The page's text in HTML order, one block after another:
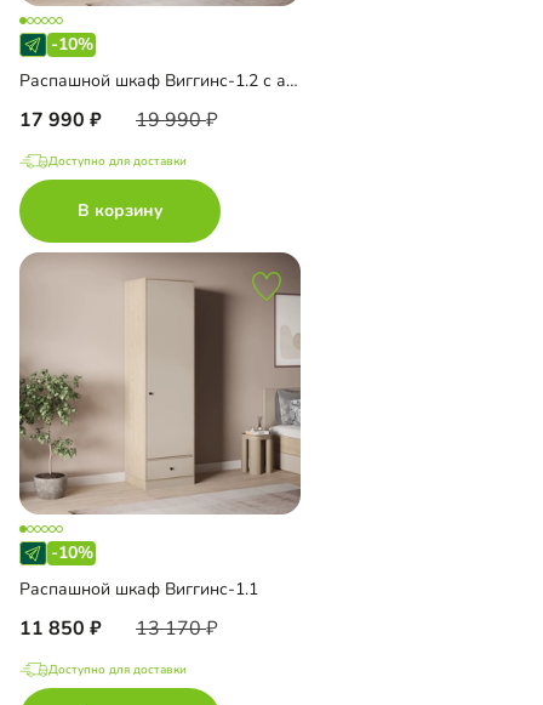
-10%
Распашной шкаф Виггинс-1.2 с антресолью
17 990 19 990
Доступно для доставки
В корзину
-10%
Распашной шкаф Виггинс-1.1
11 850 13 170
Доступно для доставки